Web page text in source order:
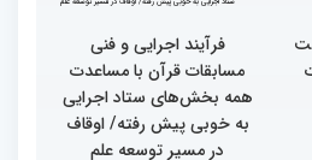
گزارش تصویری نشست
صمیمی رئیس سازمان اوقاف